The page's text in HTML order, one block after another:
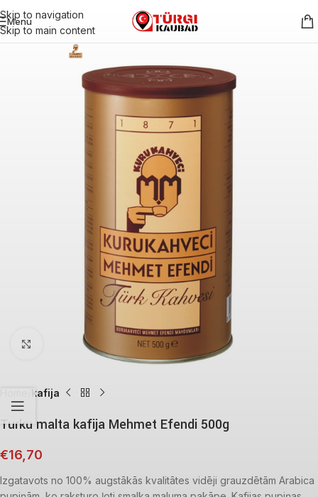
Skip to navigation
Skip to main content
Menu
Click to enlarge
kafija
Turku malta kafija Mehmet Efendi 500g
€16,70
Izgatavots no 100% augstākās kvalitātes vidēji grauzdētām Arabica